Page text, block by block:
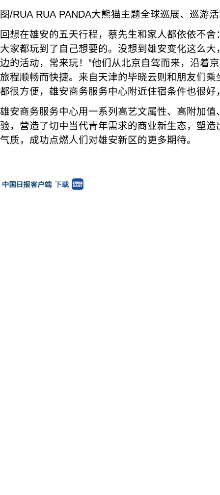
图/RUA RUA PANDA大熊猫主题全球巡展、巡游
回想在雄安的五天行程，蔡先生和家人都依依不舍
大家都玩到了自己想要的。没想到雄安变化这么
边的活动，常来玩！”他们从北京自驾而来，沿着
旅程顺畅而快捷。来自天津的毕晓云则和朋友们乘
都很方便，雄安商务服务中心附近住宿条件也很好
雄安商务服务中心用一系列高艺文属性、高附加值
验，营造了切中当代青年需求的商业新生态，塑
气质，成功点燃人们对雄安新区的更多期待。